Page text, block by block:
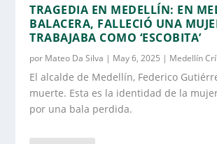
TRAGEDIA EN MEDELLÍN: EN
BALACERA, FALLECIÓ UNA
TRABAJABA COMO ‘ESCOBITA’
por Mateo Da Silva | May 6, 2025 | Medellín
El alcalde de Medellín, Federico
muerte. Esta es la identidad de la
por una bala perdida.